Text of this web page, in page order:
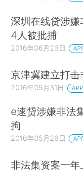
深圳在线贷涉嫌
4人被批捕
2016年06月23日
京津冀建立打
2016年05月31日
e速贷涉嫌非法
拘
2016年05月26日
非法集资案一